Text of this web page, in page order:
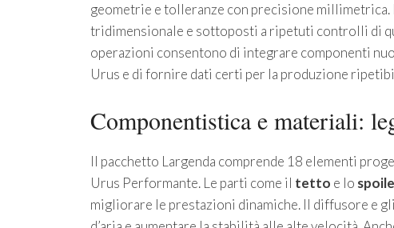
geometrie e tolleranze con precisione
tridimensionale e sottoposti a ripetuti controlli di
operazioni consentono di integrare componenti
Urus e di fornire dati certi per la produzione
Componentistica e materiali:
Il pacchetto Largenda comprende 18 elementi
Urus Performante. Le parti come il tetto e lo
migliorare le prestazioni dinamiche. Il diffusore e